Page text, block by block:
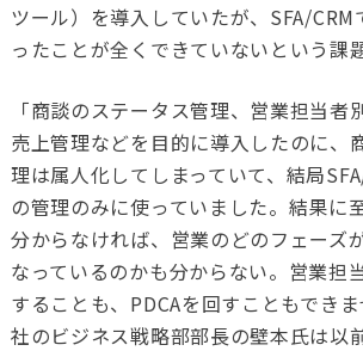
ツール） を導入していたが、SFA/
ったことが全くできていないという課
「商談のステータス管理、営業担当者
売上管理などを目的に導入したのに、
理は属人化してしまっていて、結局
の管理のみに使っていました。結果に
分からなければ、営業のどのフェーズ
なっているのかも分からない。営業担
することも、 PDCAを回すこともでき
社のビジネス戦略部部長の壁本氏は以